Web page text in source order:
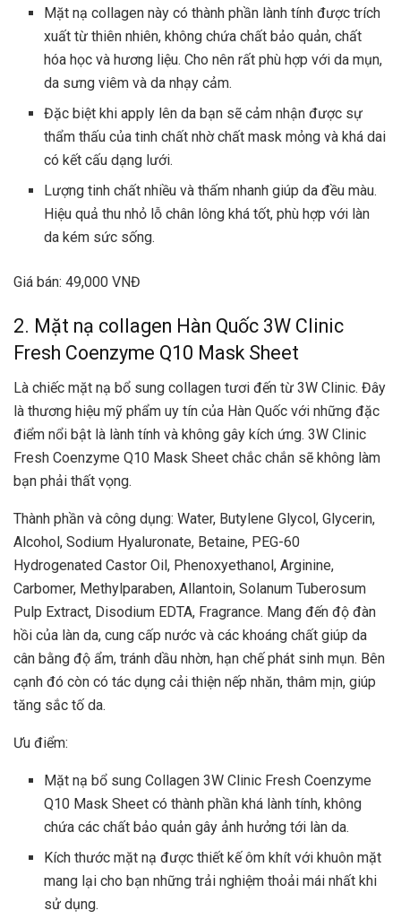
Mặt nạ collagen này có thành phần lành tính được trích
xuất từ thiên nhiên, không chứa chất bảo quản, chất
hóa học và hương liệu. Cho nên rất phù hợp với da mụn,
da sưng viêm và da nhạy cảm.
Đặc biệt khi apply lên da bạn sẽ cảm nhận được sự
thẩm thấu của tinh chất nhờ chất mask mỏng và khá dai
có kết cấu dạng lưới.
Lượng tinh chất nhiều và thấm nhanh giúp da đều màu.
Hiệu quả thu nhỏ lỗ chân lông khá tốt, phù hợp với làn
da kém sức sống.
Giá bán: 49,000 VNĐ
2. Mặt nạ collagen Hàn Quốc 3W Clinic
Fresh Coenzyme Q10 Mask Sheet
Là chiếc mặt nạ bổ sung collagen tươi đến từ 3W Clinic. Đây
là thương hiệu mỹ phẩm uy tín của Hàn Quốc với những đặc
điểm nổi bật là lành tính và không gây kích ứng. 3W Clinic
Fresh Coenzyme Q10 Mask Sheet chắc chắn sẽ không làm
bạn phải thất vọng.
Thành phần và công dụng: Water, Butylene Glycol, Glycerin,
Alcohol, Sodium Hyaluronate, Betaine, PEG-60
Hydrogenated Castor Oil, Phenoxyethanol, Arginine,
Carbomer, Methylparaben, Allantoin, Solanum Tuberosum
Pulp Extract, Disodium EDTA, Fragrance. Mang đến độ đàn
hồi của làn da, cung cấp nước và các khoáng chất giúp da
cân bằng độ ẩm, tránh dầu nhờn, hạn chế phát sinh mụn. Bên
cạnh đó còn có tác dụng cải thiện nếp nhăn, thâm mịn, giúp
tăng sắc tố da.
Ưu điểm:
Mặt nạ bổ sung Collagen 3W Clinic Fresh Coenzyme
Q10 Mask Sheet có thành phần khá lành tính, không
chứa các chất bảo quản gây ảnh hưởng tới làn da.
Kích thước mặt nạ được thiết kế ôm khít với khuôn mặt
mang lại cho bạn những trải nghiệm thoải mái nhất khi
sử dụng.